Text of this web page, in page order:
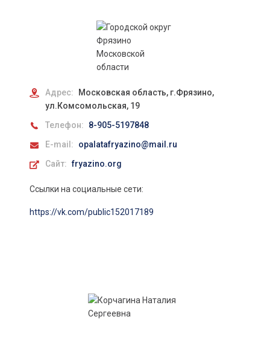
Адрес:
Московская область, г.Фрязино,
ул.Комсомольская, 19
Телефон:
8-905-5197848
E-mail:
opalatafryazino@mail.ru
Сайт: fryazino.org
Ссылки на социальные сети:
https://vk.com/public152017189